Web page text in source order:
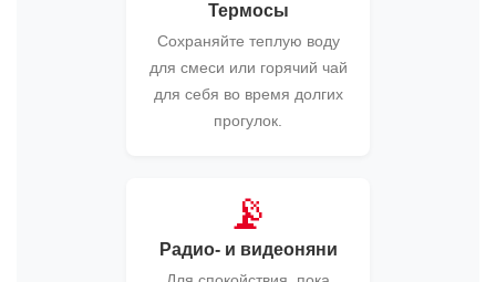
Термосы
Сохраняйте теплую воду
для смеси или горячий чай
для себя во время долгих
прогулок.
📡
Радио- и видеоняни